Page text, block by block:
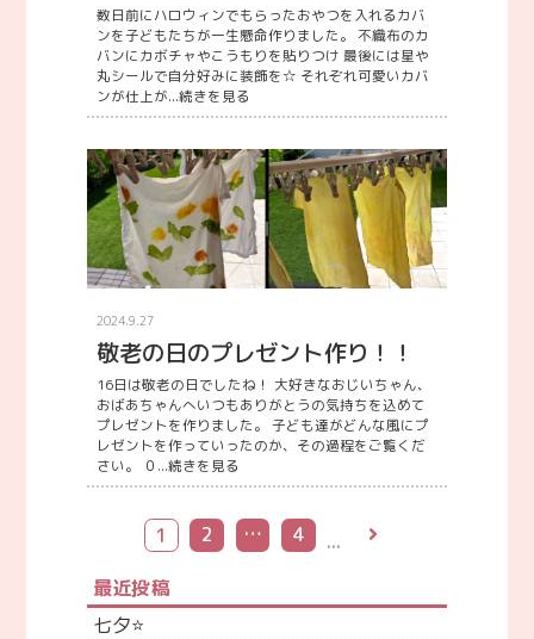
数日前にハロウィンでもらったおやつを入れるカバ
ンを子どもたちが一生懸命作りました。 不織布のカ
バンにカボチャやこうもりを貼りつけ 最後には星や
丸シールで自分好みに装飾を☆ それぞれ可愛いカバ
ンが仕上が...続きを見る
2024.9.27
敬老の日のプレゼント作り！！
16日は敬老の日でしたね！ 大好きなおじいちゃん、
おばあちゃんへいつもありがとうの気持ちを込めて
プレゼントを作りました。 子ども達がどんな風にプ
レゼントを作っていったのか、その過程をご覧くだ
さい。 ０...続きを見る
1 2 … 4
最近投稿
七夕⭐